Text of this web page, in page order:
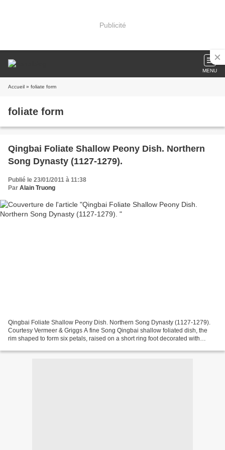
Publicité
MENU
Accueil » foliate form
foliate form
Qingbai Foliate Shallow Peony Dish. Northern
Song Dynasty (1127-1279).
Publié le 23/01/2011 à 11:38
Par Alain Truong
Qingbai Foliate Shallow Peony Dish. Northern Song Dynasty (1127-1279).
Courtesy Vermeer & Griggs A fine Song Qingbai shallow foliated dish, the
rim shaped to form six petals, raised on a short ring foot decorated with